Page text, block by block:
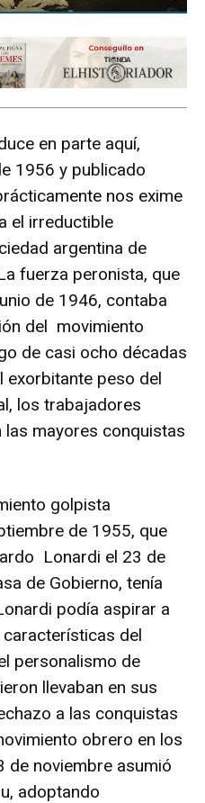
en parte aquí,
1956 y publicado
nos exime
el irreductible
argentina de
fuerza peronista, que
de 1946, contaba
del movimiento
de casi ocho décadas
exorbitante peso del
los trabajadores
mayores conquistas
golpista
de 1955, que
Lonardi el 23 de
de Gobierno, tenía
podía aspirar a
del
personalismo de
llevaban en sus
a las conquistas
obrero en los
de noviembre asumió
adoptando